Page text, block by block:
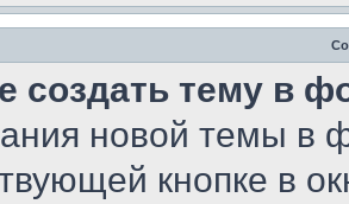
создать тему в
новой темы в
кнопке в